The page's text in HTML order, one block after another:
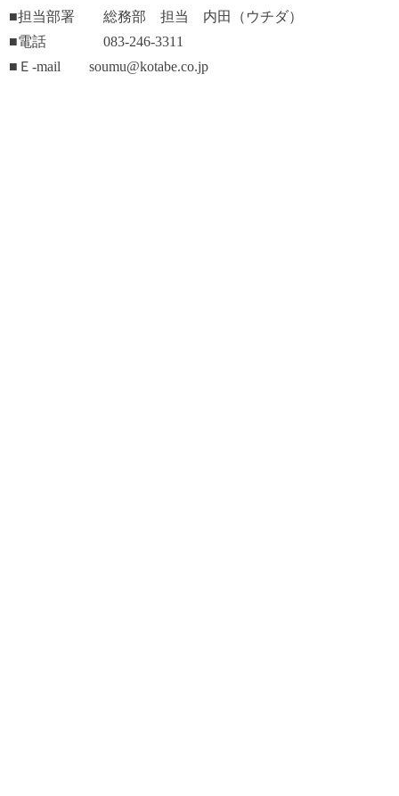
■担当部署 総務部 担当 内田（ウチダ）
■電話 083-246-3311
■Ｅ-mail soumu@kotabe.co.jp